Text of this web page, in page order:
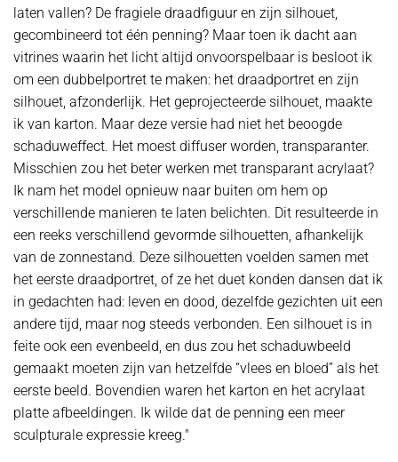
laten vallen? De fragiele draadfiguur en zijn silhouet,
gecombineerd tot één penning? Maar toen ik dacht aan
vitrines waarin het licht altijd onvoorspelbaar is besloot ik
om een dubbelportret te maken: het draadportret en zijn
silhouet, afzonderlijk. Het geprojecteerde silhouet, maakte
ik van karton. Maar deze versie had niet het beoogde
schaduweffect. Het moest diffuser worden, transparanter.
Misschien zou het beter werken met transparant acrylaat?
Ik nam het model opnieuw naar buiten om hem op
verschillende manieren te laten belichten. Dit resulteerde in
een reeks verschillend gevormde silhouetten, afhankelijk
van de zonnestand. Deze silhouetten voelden samen met
het eerste draadportret, of ze het duet konden dansen dat ik
in gedachten had: leven en dood, dezelfde gezichten uit een
andere tijd, maar nog steeds verbonden. Een silhouet is in
feite ook een evenbeeld, en dus zou het schaduwbeeld
gemaakt moeten zijn van hetzelfde “vlees en bloed” als het
eerste beeld. Bovendien waren het karton en het acrylaat
platte afbeeldingen. Ik wilde dat de penning een meer
sculpturale expressie kreeg."